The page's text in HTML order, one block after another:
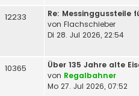
12233
Re: Messinggussteile
von Flachschieber
Di 28. Jul 2026, 22:54
10365
Über 135 Jahre alte
von Regalbahner
Mo 27. Jul 2026, 07:52